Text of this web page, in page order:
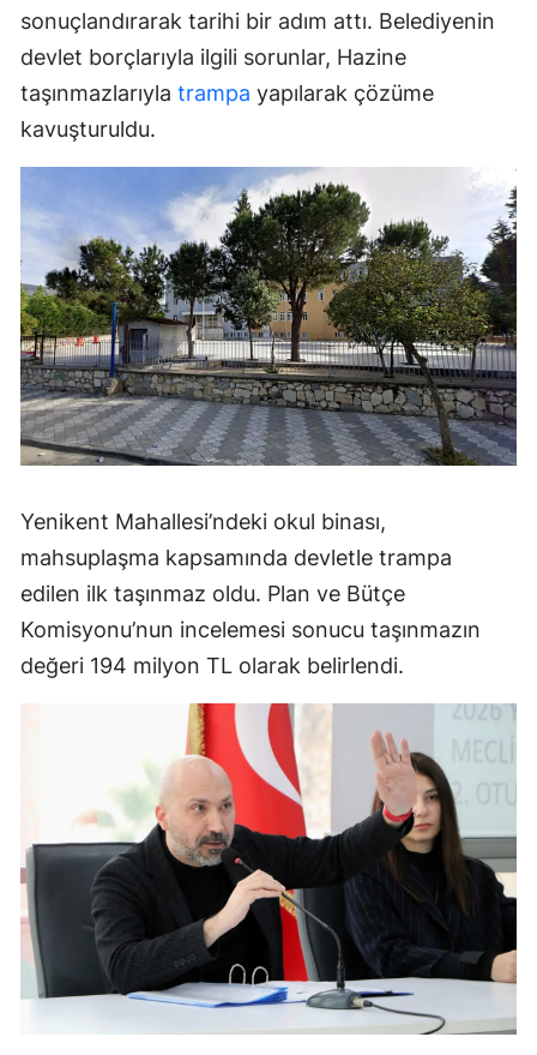
sonuçlandırarak tarihi bir adım attı. Belediyenin
devlet borçlarıyla ilgili sorunlar, Hazine
taşınmazlarıyla trampa yapılarak çözüme
kavuşturuldu.
Yenikent Mahallesi’ndeki okul binası,
mahsuplaşma kapsamında devletle trampa
edilen ilk taşınmaz oldu. Plan ve Bütçe
Komisyonu’nun incelemesi sonucu taşınmazın
değeri 194 milyon TL olarak belirlendi.